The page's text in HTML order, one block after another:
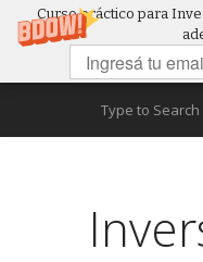
Curso práctico para